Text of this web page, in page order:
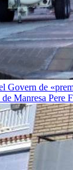
Govern de
Manresa Pere